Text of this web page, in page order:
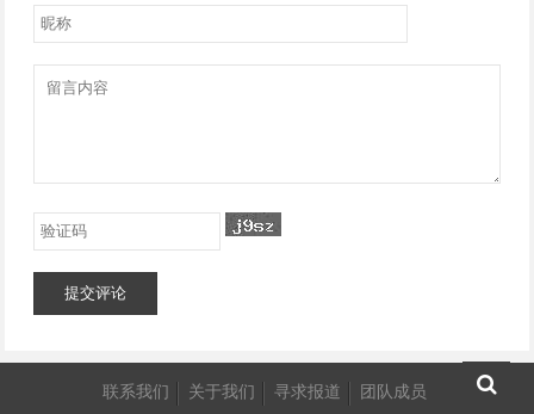
提交评论
联系我们 关于我们 寻求报道 团队成员